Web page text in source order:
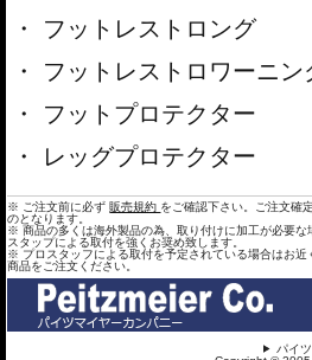
フットレストロング
フットレストロワーニン
フットプロテクター
レッグプロテクター
※ ご注文前に必ず 販売規約 をご確認下さい。ご注文確
のとなります。
※ 商品の多くは海外製品の為、取り付けに加工が必要な
スタップによる取付を強くお奨め致します。
※ プロスタッフによる取付を予定されている場合はお
商品をご注文ください。
パイ